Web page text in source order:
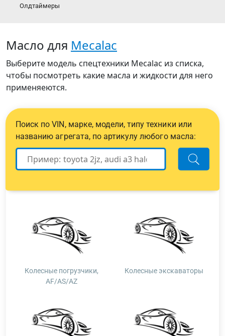
Олдтаймеры
Масло для Mecalac
Выберите модель спецтехники Mecalac из списка,
чтобы посмотреть какие масла и жидкости для него
применяеются.
Поиск по VIN, марке, модели, типу техники или
названию агрегата, по артикулу любого масла:
Колесные погрузчики,
AF/AS/AZ
Колесные экскаваторы